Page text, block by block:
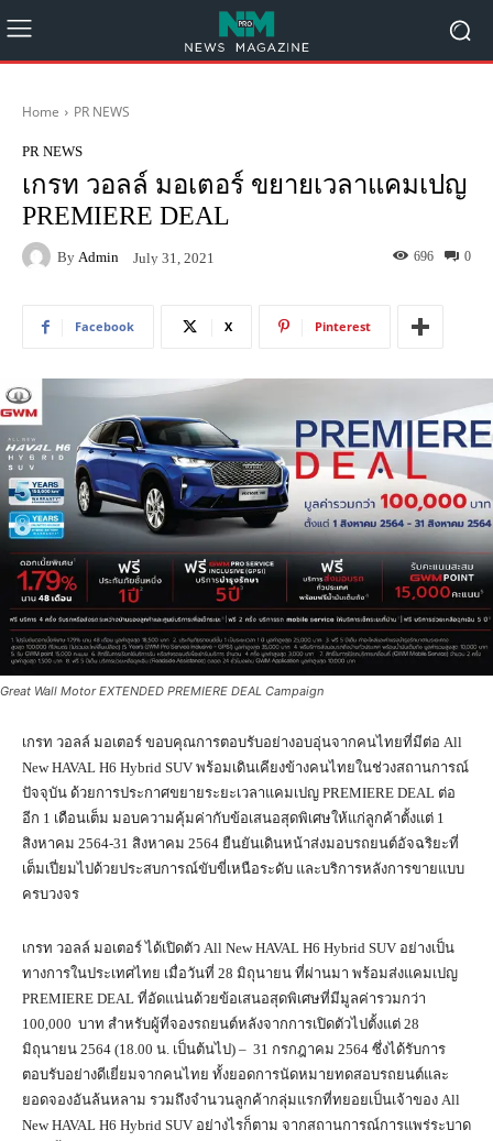
Home PR NEWS
PR NEWS
เกรท วอลล์ มอเตอร์ ขยายเวลาแคมเปญ
PREMIERE DEAL
By Admin July 31, 2021 0
696
Facebook X Pinterest
Great Wall Motor EXTENDED PREMIERE DEAL Campaign
เกรท วอลล์ มอเตอร์ ขอบคุณการตอบรับอย่างอบอุ่นจากคนไทยที่มีต่อ All
New HAVAL H6 Hybrid SUV พร้อมเดินเคียงข้างคนไทยในช่วงสถานการณ์
ปัจจุบัน ด้วยการประกาศขยายระยะเวลาแคมเปญ PREMIERE DEAL ต่อ
อีก 1 เดือนเต็ม มอบความคุ้มค่ากับข้อเสนอสุดพิเศษให้แก่ลูกค้าตั้งแต่ 1
สิงหาคม 2564-31 สิงหาคม 2564 ยืนยันเดินหน้าส่งมอบรถยนต์อัจฉริยะที่
เต็มเปี่ยมไปด้วยประสบการณ์ขับขี่เหนือระดับ และบริการหลังการขายแบบ
ครบวงจร
เกรท วอลล์ มอเตอร์ ได้เปิดตัว All New HAVAL H6 Hybrid SUV อย่างเป็น
ทางการในประเทศไทย เมื่อวันที่ 28 มิถุนายน ที่ผ่านมา พร้อมส่งแคมเปญ
PREMIERE DEAL ที่อัดแน่นด้วยข้อเสนอสุดพิเศษที่มีมูลค่ารวมกว่า
100,000 บาท สำหรับผู้ที่จองรถยนต์หลังจากการเปิดตัวไปตั้งแต่ 28
มิถุนายน 2564 (18.00 น. เป็นต้นไป) – 31 กรกฎาคม 2564 ซึ่งได้รับการ
ตอบรับอย่างดีเยี่ยมจากคนไทย ทั้งยอดการนัดหมายทดสอบรถยนต์และ
ยอดจองอันล้นหลาม รวมถึงจำนวนลูกค้ากลุ่มแรกที่ทยอยเป็นเจ้าของ All
New HAVAL H6 Hybrid SUV อย่างไรก็ตาม จากสถานการณ์การแพร่ระบาด